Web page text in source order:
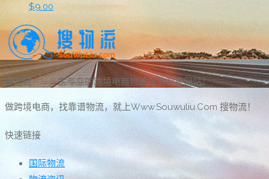
$9.00
搜物流——一家专业的跨境电商物流搜索测评网站！
做跨境电商，找靠谱物流，就上Www.Souwuliu.Com 搜物流！
快速链接
国际物流